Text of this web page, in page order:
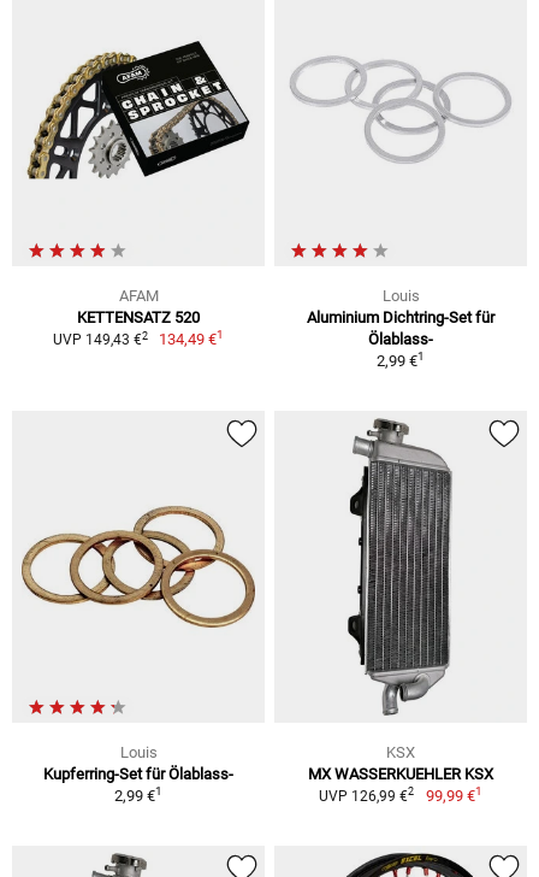
AFAM
KETTENSATZ 520
UVP 149,43 €2 134,49 €1
Louis
Aluminium Dichtring-Set für
Ölablass-
2,99 €1
Louis
Kupferring-Set für Ölablass-
2,99 €1
KSX
MX WASSERKUEHLER KSX
UVP 126,99 €2 99,99 €1